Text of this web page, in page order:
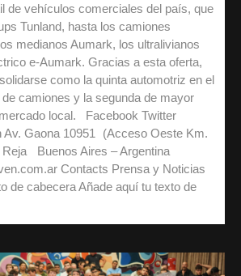
de vehículos comerciales del país, que
Tunland, hasta los camiones
medianos Aumark, los ultralivianos
e-Aumark. Gracias a esta oferta,
como la quinta automotriz en el
camiones y la segunda de mayor
local. Facebook Twitter
Av. Gaona 10951 (Acceso Oeste Km.
Buenos Aires – Argentina
Contacts Prensa y Noticias
de cabecera Añade aquí tu texto de